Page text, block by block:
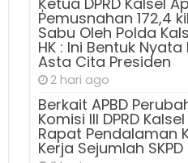
Pemusnahan 172,4
Sabu Oleh Polda
HK : Ini Bentuk
Asta Cita Presiden
2 hari ago
Berkait APBD
Komisi III DPRD
Rapat Pendalaman
Kerja Sejumlah SKPD